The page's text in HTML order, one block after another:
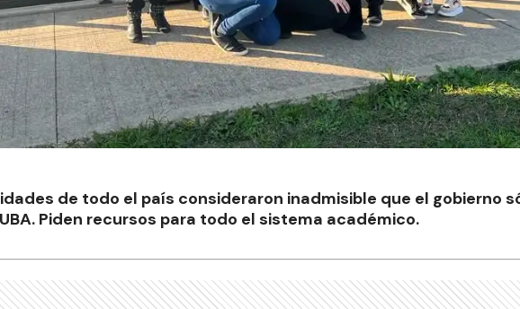
de todo el país consideraron inadmisible que el gobierno
Piden recursos para todo el sistema académico.